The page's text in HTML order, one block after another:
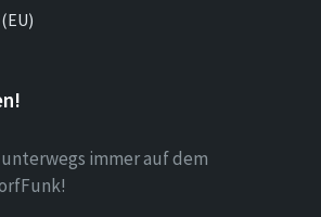
immer auf dem